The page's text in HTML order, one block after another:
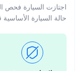
اجتازت السيارة فحص
حالة السيارة